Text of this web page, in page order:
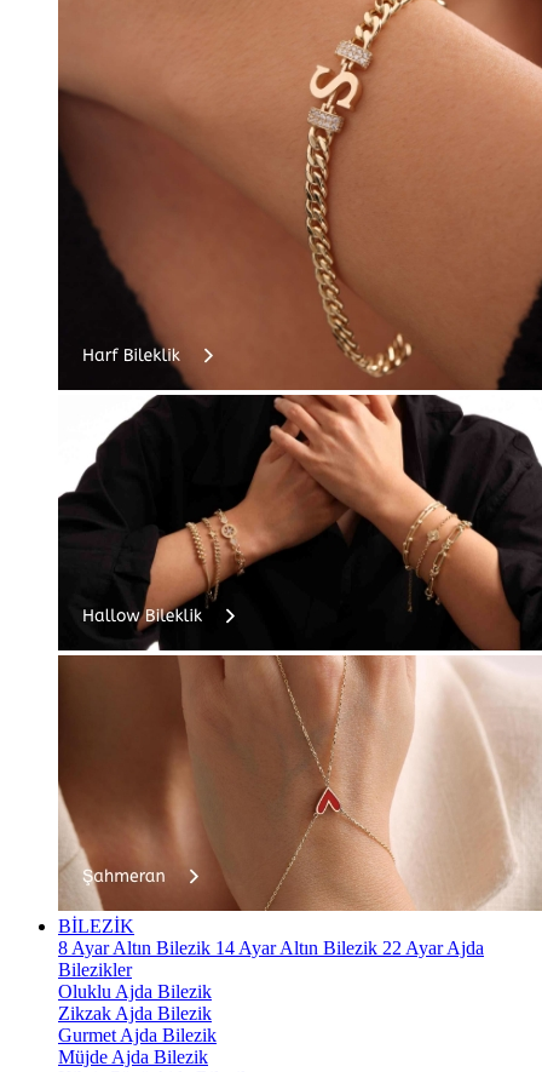
BİLEZİK
8 Ayar Altın Bilezik 14 Ayar Altın Bilezik 22 Ayar Ajda
Bilezikler
Oluklu Ajda Bilezik
Zikzak Ajda Bilezik
Gurmet Ajda Bilezik
Müjde Ajda Bilezik